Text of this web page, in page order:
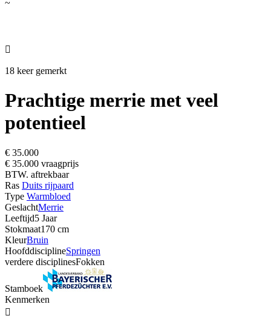
~

18 keer gemerkt
Prachtige merrie met veel
potentieel
€ 35.000
€ 35.000 vraagprijs
BTW. aftrekbaar
Ras Duits rijpaard
Type Warmbloed
GeslachtMerrie
Leeftijd5 Jaar
Stokmaat170 cm
KleurBruin
HoofddisciplineSpringen
verdere disciplinesFokken
Stamboek
Kenmerken
